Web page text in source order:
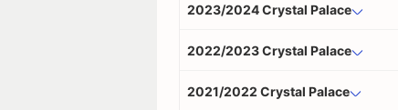
2023/2024 Crystal Palace
2022/2023 Crystal Palace
2021/2022 Crystal Palace